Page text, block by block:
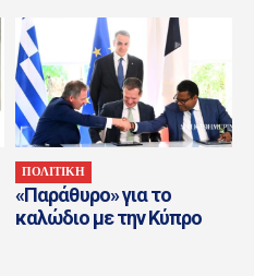
ΠΟΛΙΤΙΚΗ
«Παράθυρο» για το
καλώδιο με την Κύπρο